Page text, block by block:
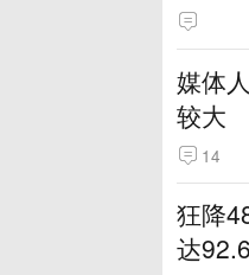
媒体
较大
14
狂降
达